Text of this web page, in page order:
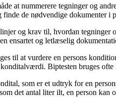
at nummerere tegninger og
de nødvendige dokumenter
og krav til, hvordan
ensartet og letlæselig
til at vurdere en persons
Biptesten bruges
som er et udtryk for en
det antal liter ilt, en person